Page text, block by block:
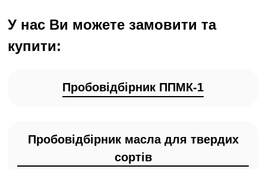
У нас Ви можете замовити та
купити:
Пробовідбірник ППМК-1
Пробовідбірник масла для твердих
сортів